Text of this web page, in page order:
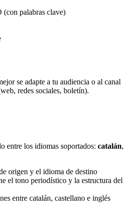
(con palabras clave)
se adapte a tu audiencia o al canal
redes sociales, boletín).
entre los idiomas soportados: catalán,
origen y el idioma de destino
el tono periodístico y la estructura del
entre catalán, castellano e inglés